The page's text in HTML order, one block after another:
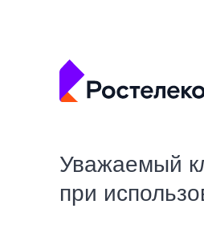
Уважаемый
при